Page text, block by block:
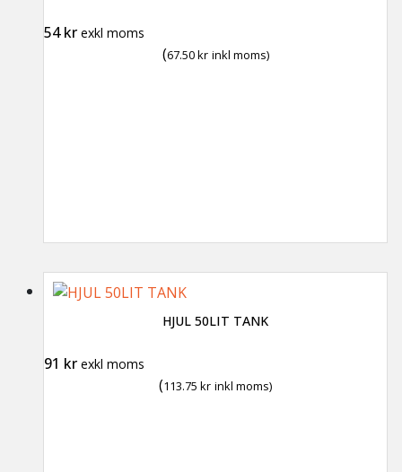
54kr exkl moms
(67.50kr inkl moms)
HJUL 50LIT TANK
91 kr exkl moms
(113.75 kr inkl moms)